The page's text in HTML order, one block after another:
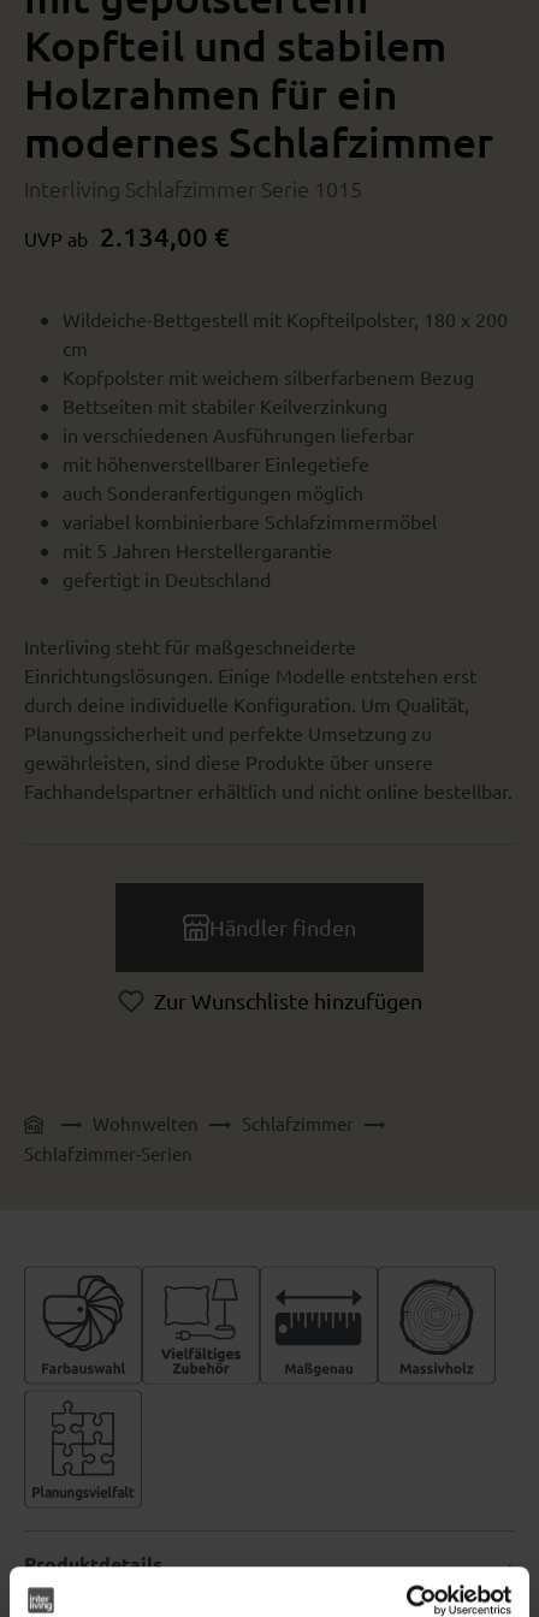
Kopfteil und stabilem
Holzrahmen für ein
modernes Schlafzimmer
Interliving Schlafzimmer Serie 1015
UVP ab 2.134,00 €
Wildeiche-Bettgestell mit Kopfteilpolster, 180 x 200
cm
Kopfpolster mit weichem silberfarbenem Bezug
Bettseiten mit stabiler Keilverzinkung
in verschiedenen Ausführungen lieferbar
mit höhenverstellbarer Einlegetiefe
auch Sonderanfertigungen möglich
variabel kombinierbare Schlafzimmermöbel
mit 5 Jahren Herstellergarantie
gefertigt in Deutschland
Interliving steht für maßgeschneiderte
Einrichtungslösungen. Einige Modelle entstehen erst
durch deine individuelle Konfiguration. Um Qualität,
Planungssicherheit und perfekte Umsetzung zu
gewährleisten, sind diese Produkte über unsere
Fachhandelspartner erhältlich und nicht online bestellbar.
Händler finden
Zur Wunschliste hinzufügen
Wohnwelten
Schlafzimmer
Schlafzimmer-Serien
Produktdetails